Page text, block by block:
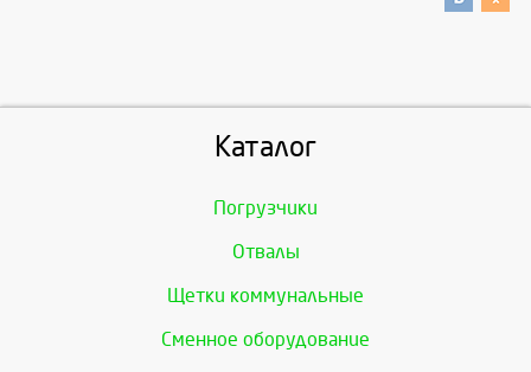
Каталог
Погрузчики
Отвалы
Щетки коммунальные
Сменное оборудование